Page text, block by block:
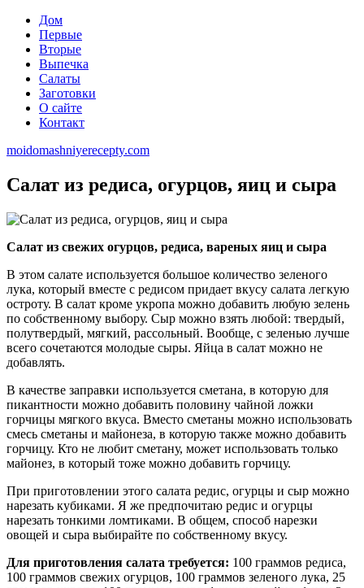
Дом
Первые
Вторые
Выпечка
Салаты
Заготовки
О сайте
Контакт
moidomashniyerecepty.com
Салат из редиса, огурцов, яиц и сыра
Салат из свежих огурцов, редиса, вареных яиц и сыра
В этом салате используется большое количество зеленого
лука, который вместе с редисом придает вкусу салата легкую
остроту. В салат кроме укропа можно добавить любую зелень
по собственному выбору. Сыр можно взять любой: твердый,
полутвердый, мягкий, рассольный. Вообще, с зеленью лучше
всего сочетаются молодые сыры. Яйца в салат можно не
добавлять.
В качестве заправки используется сметана, в которую для
пикантности можно добавить половину чайной ложки
горчицы мягкого вкуса. Вместо сметаны можно использовать
смесь сметаны и майонеза, в которую также можно добавить
горчицу. Кто не любит сметану, может использовать только
майонез, в который тоже можно добавить горчицу.
При приготовлении этого салата редис, огурцы и сыр можно
нарезать кубиками. Я же предпочитаю редис и огурцы
нарезать тонкими ломтиками. В общем, способ нарезки
овощей и сыра выбирайте по собственному вкусу.
Для приготовления салата требуется: 100 граммов редиса,
100 граммов свежих огурцов, 100 граммов зеленого лука, 25